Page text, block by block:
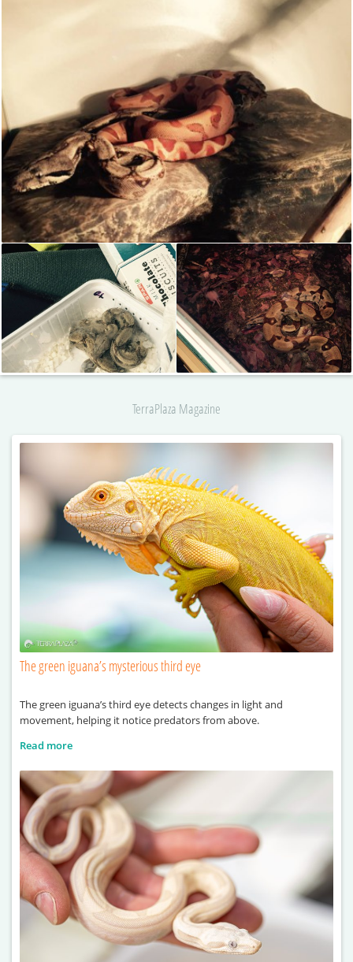
TerraPlaza Magazine
The green iguana’s mysterious third eye
The green iguana’s third eye detects changes in light and
movement, helping it notice predators from above.
Read more